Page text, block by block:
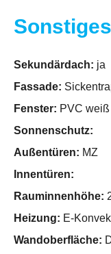
Sonstiges
Sekundärdach: ja
Fassade:
Fenster: PVC weiß
Sonnenschutz:
Außentüren: MZ
Innentüren:
Rauminnenhöhe:
Heizung: E-
Wandoberfläche: